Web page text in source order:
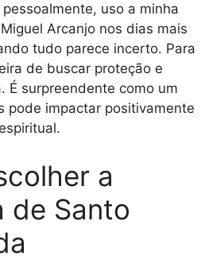
uso a minha
Arcanjo nos dias mais
tudo parece incerto. Para
de buscar proteção e
É surpreendente como um
pode impactar positivamente
a
de Santo